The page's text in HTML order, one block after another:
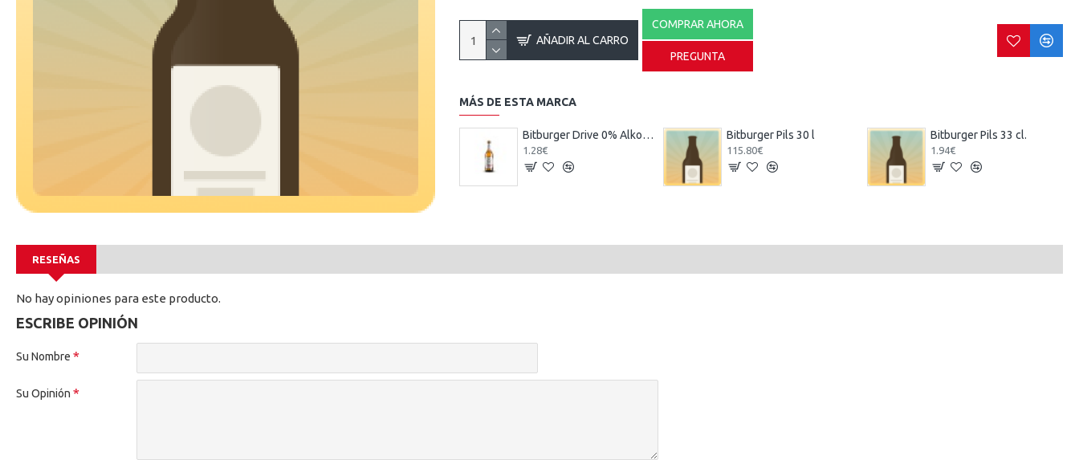
AÑADIR AL CARRO
COMPRAR AHORA
PREGUNTA
MÁS DE ESTA MARCA
Bitburger Drive 0% Alkoholfrei - Cerveza Alemana Sin Alcohol 33 cl.
1.28€
Bitburger Pils 30 l
115.80€
Bitburger Pils 33 cl.
1.94€
RESEÑAS
No hay opiniones para este producto.
ESCRIBE OPINIÓN
Su Nombre
Su Opinión